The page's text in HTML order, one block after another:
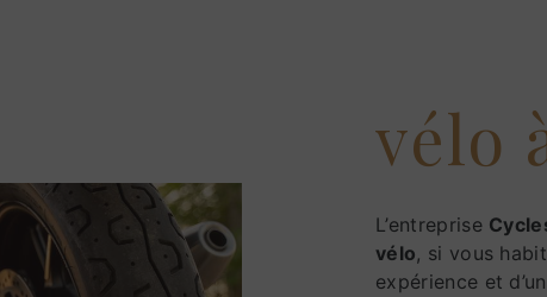
vélo
L’entreprise
vélo, si vous
expérience et